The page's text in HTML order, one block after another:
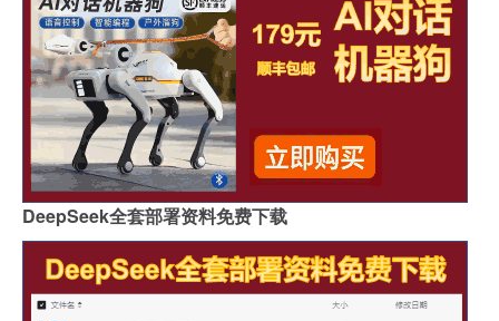
DeepSeek全套部署资料免费下载